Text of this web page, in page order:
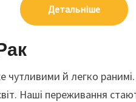
Детальніше
чутливими й легко
Наші переживання